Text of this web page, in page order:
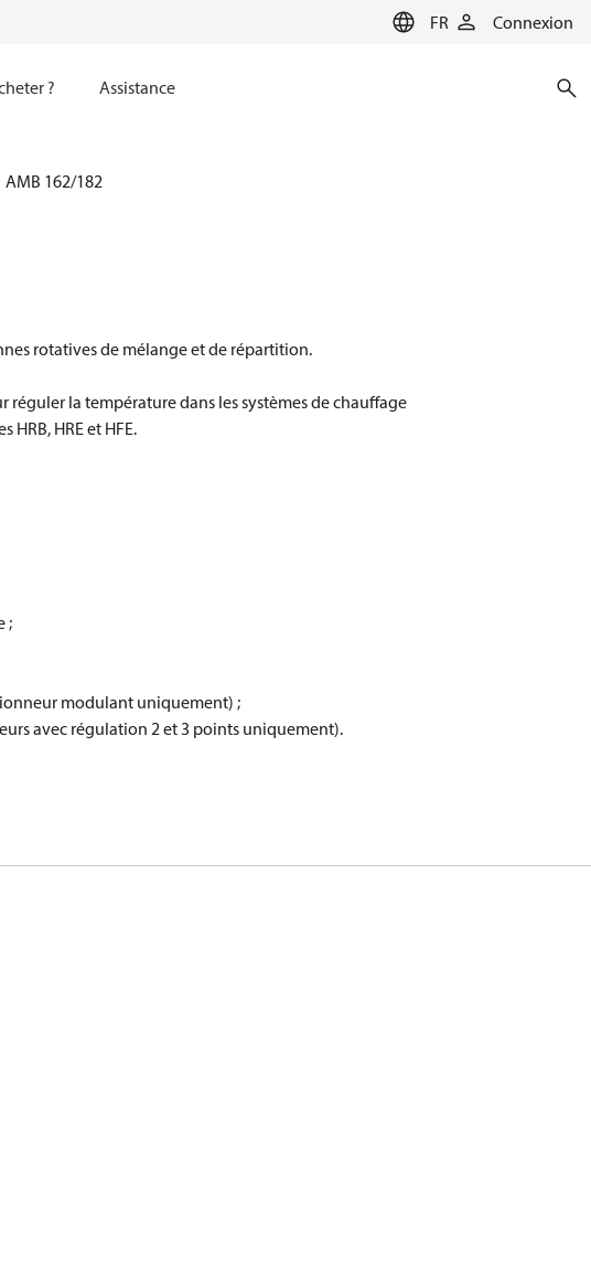
FR Connexion
? Assistance
AMB 162/182
rotatives de mélange et de répartition.
réguler la température dans les systèmes de chauffage
HRE et HFE.
;
modulant uniquement) ;
avec régulation 2 et 3 points uniquement).